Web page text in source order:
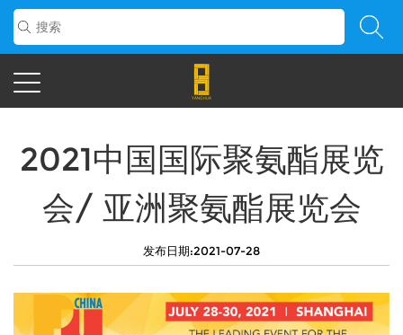
2021中国国际聚氨酯展览
会/ 亚洲聚氨酯展览会
发布日期:2021-07-28